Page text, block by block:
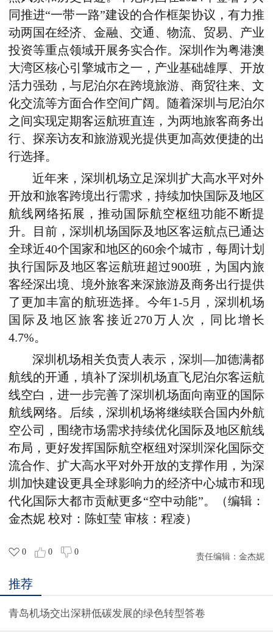
同推进“一带一路”建设的合作框架协议，有力推
动两国在经济、金融、交通、物流、贸易、产业
投资等重点领域开展务实合作。深圳作为粤港澳
大湾区核心引擎城市之一，产业基础雄厚、开放
活力强劲，与尼泊尔在跨境旅游、商贸往来、文
化交流等方面合作空间广阔。随着深圳与尼泊尔
之间实现定期客运航班直连，为两地旅客商务出
行、探亲访友和旅游观光提供更加高效便捷的出
行选择。
近年来，深圳机场立足深圳扩大高水平对外
开放和旅客跨境出行需求，持续加快国际及地区
航线网络拓展，推动国际航空枢纽功能不断提
升。目前，深圳机场国际及地区客运航点已通达
全球近40个国家和地区的60余个城市，每周计划
执行国际及地区客运航班超过900班，为国内旅
客经深出境、境外旅客来深旅游及商务出行提供
了更加丰富的航班选择。今年1-5月，深圳机场
国际及地区旅客接近270万人次，同比增长
4.7%。
深圳机场相关负责人表示，深圳—加德满都
航线的开通，填补了深圳机场直飞尼泊尔客运航
线空白，进一步完善了深圳机场面向南亚的国际
航线网络。后续，深圳机场将继续联合国内外航
空公司，围绕市场需求持续优化国际及地区航线
布局，更好发挥国际航空枢纽对深圳深化国际交
流合作、扩大高水平对外开放的支撑作用，为深
圳加快建设更具全球影响力的经济中心城市和现
代化国际大都市贡献更多“空中动能”。（编辑：
金杰妮 校对：陈虹莹 审核：程凌）
0 0 0
责任编辑： 金杰妮
推荐
青岛机场交出深耕低碳发展的绿色转型答卷